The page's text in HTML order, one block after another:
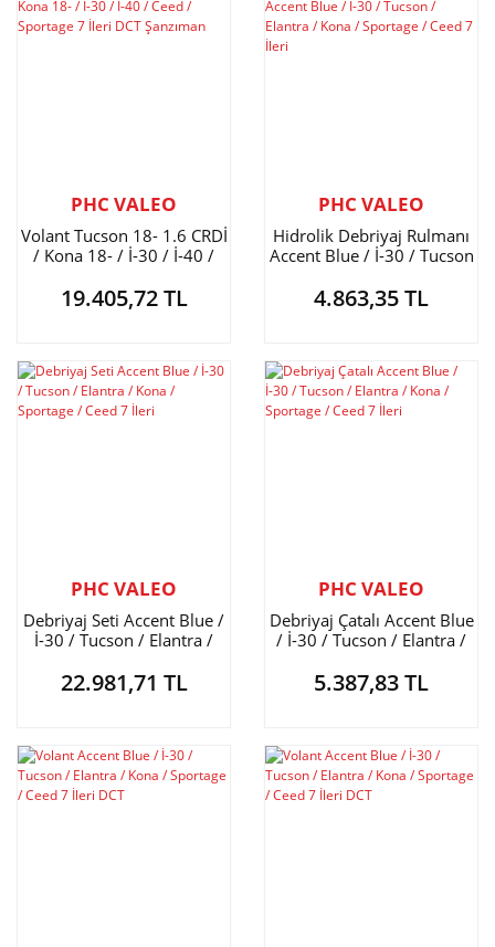
PHC VALEO
Volant Tucson 18- 1.6 CRDİ
/ Kona 18- / İ-30 / İ-40 /
Şanzıman
19.405,72 TL
PHC VALEO
Hidrolik Debriyaj Rulmanı
Accent Blue / İ-30 / Tucson
Ceed 7 İleri
4.863,35 TL
PHC VALEO
Debriyaj Seti Accent Blue /
İ-30 / Tucson / Elantra /
İleri
22.981,71 TL
PHC VALEO
Debriyaj Çatalı Accent Blue
/ İ-30 / Tucson / Elantra /
İleri
5.387,83 TL